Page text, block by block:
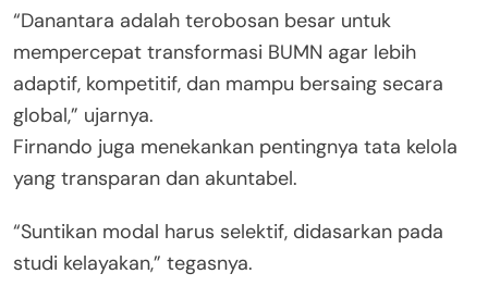
“Danantara adalah terobosan besar untuk
mempercepat transformasi BUMN agar lebih
adaptif, kompetitif, dan mampu bersaing secara
global,” ujarnya.
Firnando juga menekankan pentingnya tata kelola
yang transparan dan akuntabel.
“Suntikan modal harus selektif, didasarkan pada
studi kelayakan,” tegasnya.